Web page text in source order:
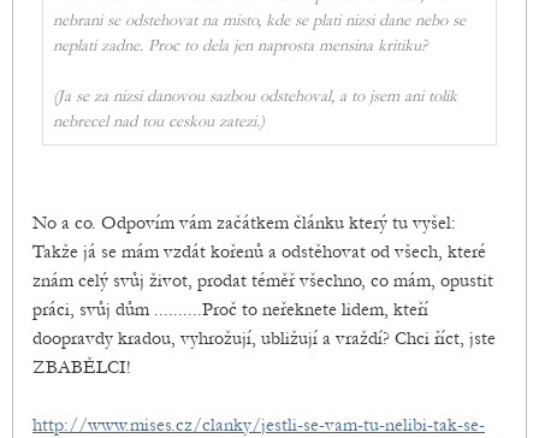
nebrani se odstehovat na misto, kde se plati nizsi dane nebo se
neplati zadne. Proc to dela jen naprosta mensina kritiku?
(Ja se za nizsi danovou sazbou odstehoval, a to jsem ani tolik
nebrecel nad tou ceskou zatezi.)
No a co. Odpovím vám začátkem článku který tu vyšel:
Takže já se mám vzdát kořenů a odstěhovat od všech, které
znám celý svůj život, prodat téměř všechno, co mám, opustit
práci, svůj dům ..........Proč to neřeknete lidem, kteří
doopravdy kradou, vyhrožují, ubližují a vraždí? Chci říct, jste
ZBABĚLCI!
http://www.mises.cz/clanky/jestli-se-vam-tu-nelibi-tak-se-